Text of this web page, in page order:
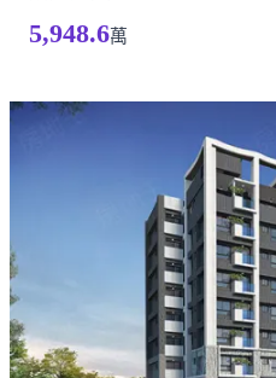
5,948.6萬
載入失敗，請重新整理